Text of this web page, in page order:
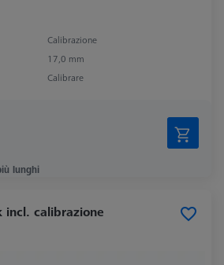
Calibrazione
17,0 mm
Calibrare
lunghi
incl. calibrazione